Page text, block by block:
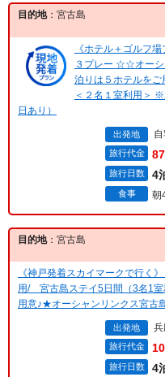
目的地：宮古島
《ホテル＋ゴルフ
３プレー ☆☆オーシ
泊りは５ホテルを
＜２名１室利用＞
日あり）
出発地
旅行代金
旅行日数 4
食事 朝
目的地：宮古島
《神戸発着スカイマークで行く
用/ 宮古島ステイ5日間（3名1
用意♪★オーシャンリンクス宮古
出発地
旅行代金
旅行日数 4